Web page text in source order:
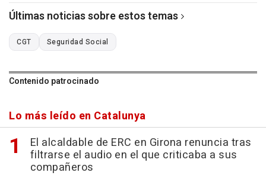
Últimas noticias sobre estos temas
CGT Seguridad Social
Contenido patrocinado
Lo más leído en Catalunya
El alcaldable de ERC en Girona renuncia tras
filtrarse el audio en el que criticaba a sus
compañeros